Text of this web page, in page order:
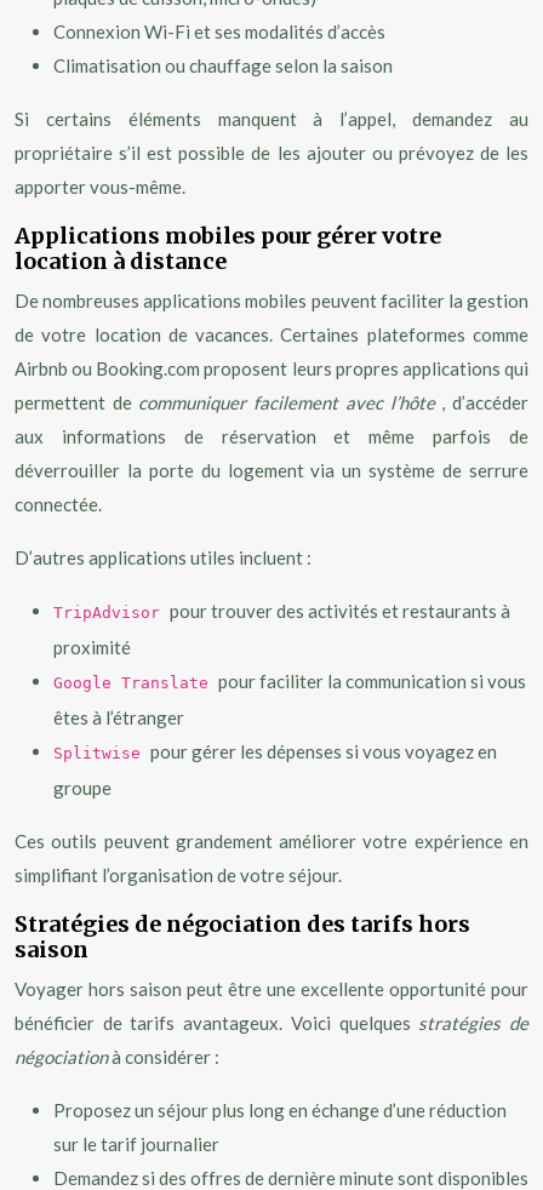
Connexion Wi-Fi et ses modalités d’accès
Climatisation ou chauffage selon la saison
Si certains éléments manquent à l’appel, demandez au
propriétaire s’il est possible de les ajouter ou prévoyez de les
apporter vous-même.
Applications mobiles pour gérer votre
location à distance
De nombreuses applications mobiles peuvent faciliter la gestion
de votre location de vacances. Certaines plateformes comme
Airbnb ou Booking.com proposent leurs propres applications qui
permettent de communiquer facilement avec l’hôte , d’accéder
aux informations de réservation et même parfois de
déverrouiller la porte du logement via un système de serrure
connectée.
D’autres applications utiles incluent :
TripAdvisor pour trouver des activités et restaurants à
proximité
Google Translate pour faciliter la communication si vous
êtes à l’étranger
Splitwise pour gérer les dépenses si vous voyagez en
groupe
Ces outils peuvent grandement améliorer votre expérience en
simplifiant l’organisation de votre séjour.
Stratégies de négociation des tarifs hors
saison
Voyager hors saison peut être une excellente opportunité pour
bénéficier de tarifs avantageux. Voici quelques stratégies de
négociationà considérer :
Proposez un séjour plus long en échange d’une réduction
sur le tarif journalier
Demandez si des offres de dernière minute sont disponibles